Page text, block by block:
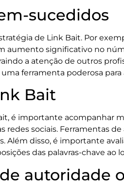
sucedidos
de Link Bait. Por
significativo no
a atenção de outros
ferramenta poderosa
Bait
é importante acompanhar
sociais. Ferramentas
Além disso, é importante
das palavras-chave ao
autoridade